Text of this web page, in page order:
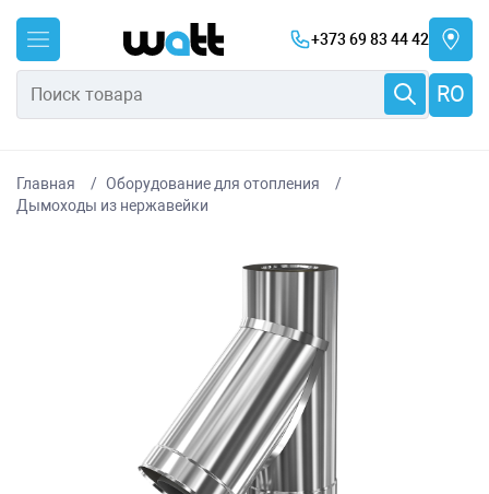
+373 69 83 44 42
RO
Главная
Оборудование для отопления
Дымоходы из нержавейки